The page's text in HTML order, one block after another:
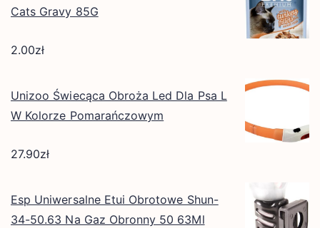
Cats Gravy 85G
2.00zł
Unizoo Świecąca Obroża Led Dla Psa L
W Kolorze Pomarańczowym
27.90zł
Esp Uniwersalne Etui Obrotowe Shun-
34-50.63 Na Gaz Obronny 50 63Ml